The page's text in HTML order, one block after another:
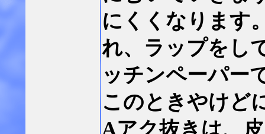
にくくなります
れ、ラップをし
ッチンペーパー
このときやけど
Aアク抜きは、